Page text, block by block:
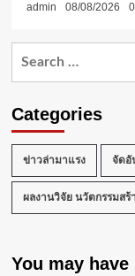
admin 08/08/2026 0
Categories
ข่าวล่ามาแรง จัดอั
ผลงานวิจัย นวัตกรรมสร้
You may have